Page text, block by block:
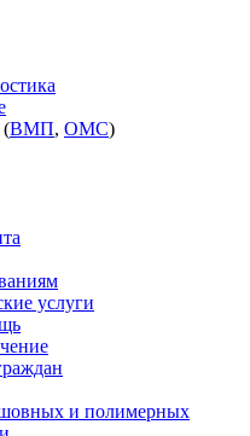
(ВМП, ОМС)
услуги
и полимерных